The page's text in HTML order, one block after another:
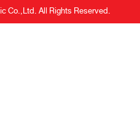
Co.,Ltd. All Rights Reserved.